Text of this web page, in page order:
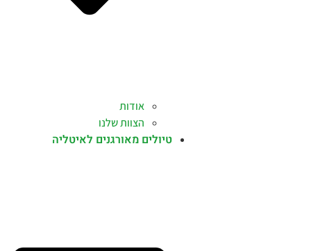
אודות
הצוות שלנו
טיולים מאורגנים לאיטליה